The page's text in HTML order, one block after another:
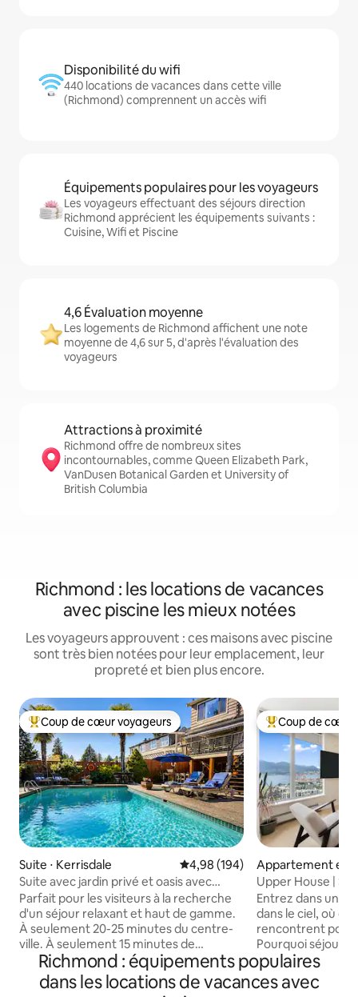
Disponibilité du wifi
440 locations de vacances dans cette ville
(Richmond) comprennent un accès wifi
Équipements populaires pour les voyageurs
Les voyageurs effectuant des séjours direction
Richmond apprécient les équipements suivants :
Cuisine, Wifi et Piscine
4,6 Évaluation moyenne
Les logements de Richmond affichent une note
moyenne de 4,6 sur 5, d'après l'évaluation des
voyageurs
Attractions à proximité
Richmond offre de nombreux sites
incontournables, comme Queen Elizabeth Park,
VanDusen Botanical Garden et University of
British Columbia
Richmond : les locations de vacances
avec piscine les mieux notées
Les voyageurs approuvent : ces maisons avec piscine
sont très bien notées pour leur emplacement, leur
propreté et bien plus encore.
Coups de cœur voyageurs les plus appréciés
Coup de cœur voyageurs
Suite ⋅ Kerrisdale Évaluation moyenne sur la
4,98 (194)
Suite avec jardin privé et oasis avec
piscine | Prime Vancouver
Parfait pour les visiteurs à la recherche
d'un séjour relaxant et haut de gamme.
À seulement 20-25 minutes du centre-
ville. À seulement 15 minutes de
l'aéroport international de Vancouver
(YVR). Suite privée avec jardin et entrée
séparée dans une maison prestigieuse
Coups de cœur
Coup de cœur
Appartement en
⋅ Downtown
Upper House |
vues imprenables
Entrez dans une
dans le ciel, où
rencontrent pour
Pourquoi
appartement
chambres, 2
panoramique sur
Richmond : équipements populaires
dans les locations de vacances avec